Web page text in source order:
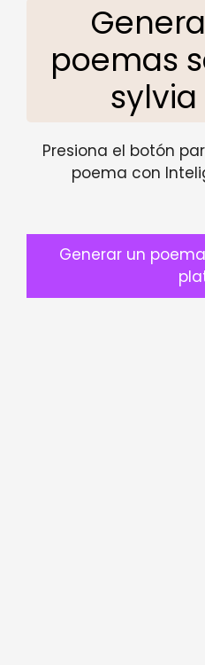
poemas
Presiona el botón
poema con
Generar un